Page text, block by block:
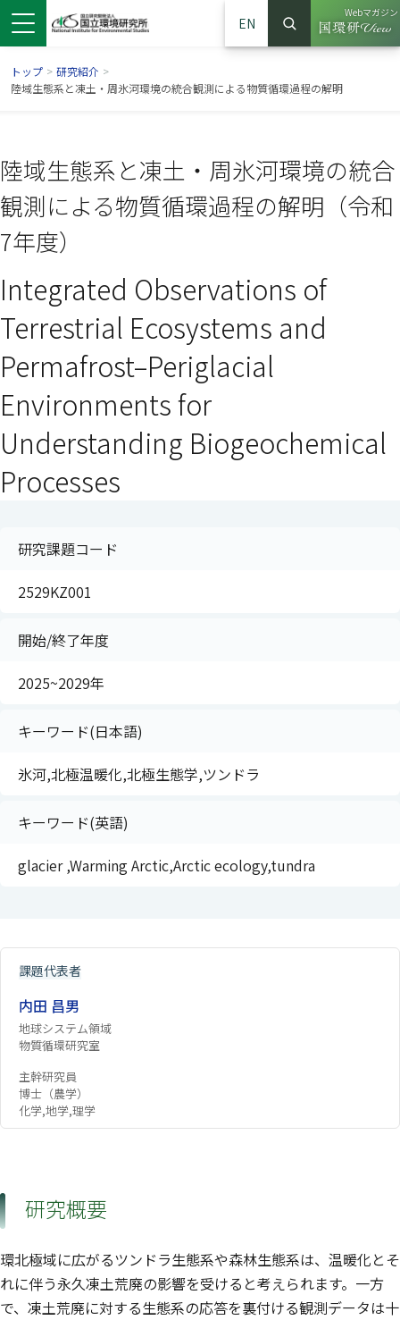
ドウで開きます）
ンドウで開きます）
ウインドウで開きます）
EN
サイト内検索
検索
Webマガジン
（別ウイ
トップ > 研究紹介 >
陸域生態系と凍土・周氷河環境の統合観測による物質循環過程の解明
陸域生態系と凍土・周氷河環境の統合
観測による物質循環過程の解明（令和
7年度）
Integrated Observations of
Terrestrial Ecosystems and
Permafrost–Periglacial
Environments for
Understanding Biogeochemical
Processes
研究課題コード
2529KZ001
開始/終了年度
2025~2029年
キーワード(日本語)
氷河,北極温暖化,北極生態学,ツンドラ
キーワード(英語)
glacier ,Warming Arctic,Arctic ecology,tundra
課題代表者
内田 昌男
地球システム領域
物質循環研究室
主幹研究員
博士（農学）
化学,地学,理学
研究概要
環北極域に広がるツンドラ生態系や森林生態系は、温暖化とそ
れに伴う永久凍土荒廃の影響を受けると考えられます。一方
で、凍土荒廃に対する生態系の応答を裏付ける観測データは十